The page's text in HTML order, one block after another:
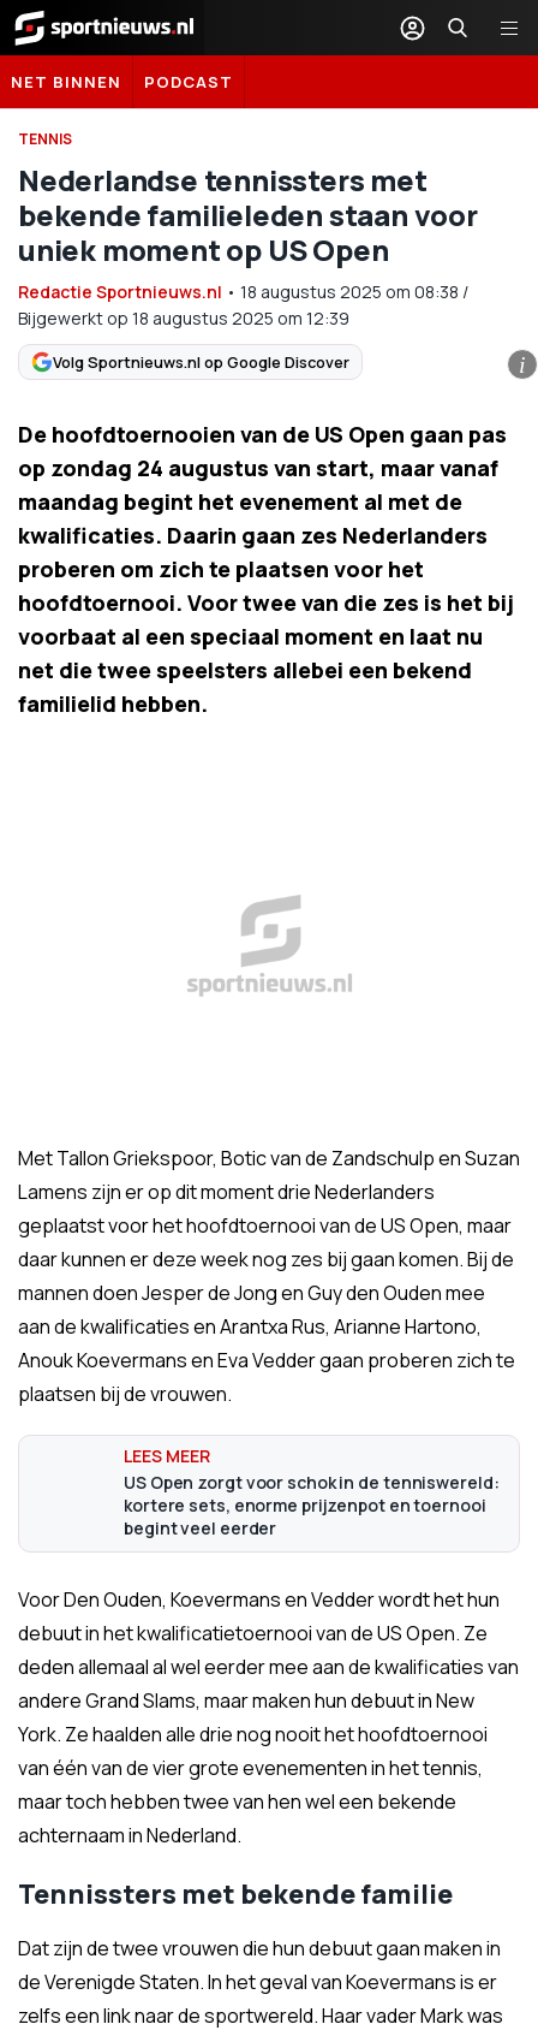
Sportnieuws.nl
NET BINNEN PODCAST
TENNIS
Nederlandse tennissters met
bekende familieleden staan voor
uniek moment op US Open
Redactie Sportnieuws.nl • 18 augustus 2025 om 08:38 /
Bijgewerkt op 18 augustus 2025 om 12:39
Volg Sportnieuws.nl op Google Discover i
De hoofdtoernooien van de US Open gaan pas
op zondag 24 augustus van start, maar vanaf
maandag begint het evenement al met de
kwalificaties. Daarin gaan zes Nederlanders
proberen om zich te plaatsen voor het
hoofdtoernooi. Voor twee van die zes is het bij
voorbaat al een speciaal moment en laat nu
net die twee speelsters allebei een bekend
familielid hebben.
Met Tallon Griekspoor, Botic van de Zandschulp en Suzan
Lamens zijn er op dit moment drie Nederlanders
geplaatst voor het hoofdtoernooi van de US Open, maar
daar kunnen er deze week nog zes bij gaan komen. Bij de
mannen doen Jesper de Jong en Guy den Ouden mee
aan de kwalificaties en Arantxa Rus, Arianne Hartono,
Anouk Koevermans en Eva Vedder gaan proberen zich te
plaatsen bij de vrouwen.
US Open zorgt voor schok in de tenniswereld:
kortere sets, enorme prijzenpot en toernooi
begint veel eerder
Voor Den Ouden, Koevermans en Vedder wordt het hun
debuut in het kwalificatietoernooi van de US Open. Ze
deden allemaal al wel eerder mee aan de kwalificaties van
andere Grand Slams, maar maken hun debuut in New
York. Ze haalden alle drie nog nooit het hoofdtoernooi
van één van de vier grote evenementen in het tennis,
maar toch hebben twee van hen wel een bekende
achternaam in Nederland.
Tennissters met bekende familie
Dat zijn de twee vrouwen die hun debuut gaan maken in
de Verenigde Staten. In het geval van Koevermans is er
zelfs een link naar de sportwereld. Haar vader Mark was